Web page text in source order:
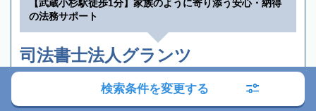
【武蔵小杉駅徒歩1分】家族のように寄り添う安心・納得
の法務サポート
司法書士法人グランツ
行政書士在籍 役所から近い 土日祝OK
全国出張対応可
検索条件を変更する